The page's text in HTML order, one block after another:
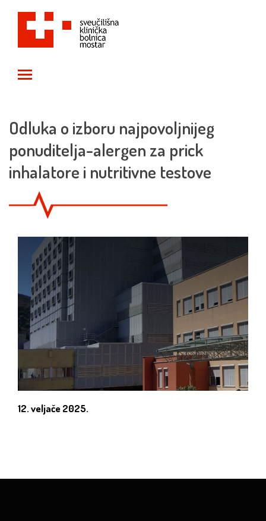
Odluka o izboru najpovoljnijeg
ponuditelja-alergen za prick
inhalatore i nutritivne testove
12. veljače 2025.